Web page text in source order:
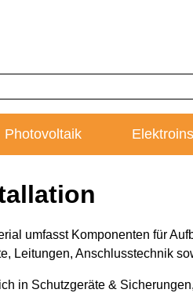
Photovoltaik
umfasst Komponenten für
Leitungen, Anschlusstechnik
in Schutzgeräte &